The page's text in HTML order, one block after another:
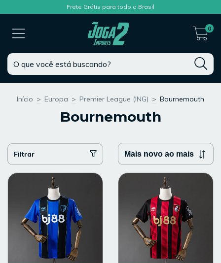
Frete Grátis para todo o Brasil
0
Início > Europa > Premier League (ING) > Bournemouth
Bournemouth
Filtrar